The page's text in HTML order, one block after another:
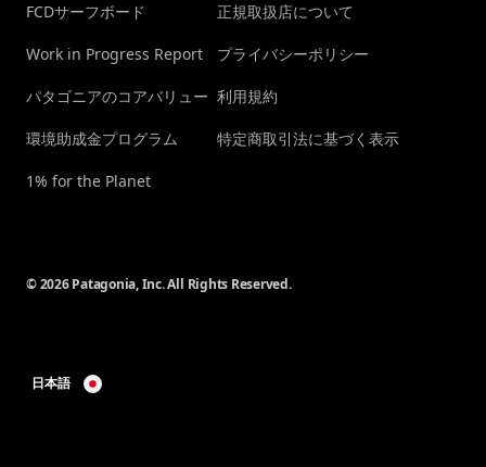
FCDサーフボード
Work in Progress Report
パタゴニアのコアバリュー
環境助成金プログラム
1% for the Planet
正規取扱店について
プライバシーポリシー
利用規約
特定商取引法に基づく表示
© 2026 Patagonia, Inc. All Rights Reserved.
日本語